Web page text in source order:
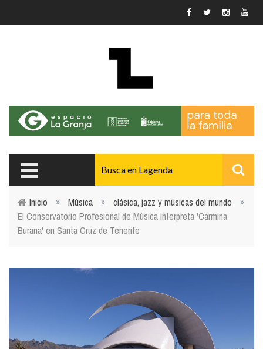
Usted está aquí
Inicio » Música » clásica, jazz y músicas del mundo
»
El Conservatorio Profesional de Música interpreta 'Carmina
Burana' en Santa Cruz de Tenerife